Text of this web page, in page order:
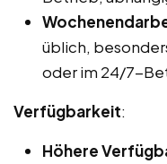
üblich,
oder im 24/7-
Verfügbarkeit:
Höhere